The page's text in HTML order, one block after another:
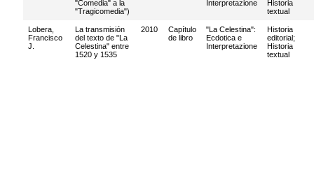
"Comedia" a la
"Tragicomedia")
Interpretazione
Historia
textual
Lobera,
Francisco
J.
La transmisión
del texto de "La
Celestina" entre
1520 y 1535
2010
Capítulo
de libro
"La Celestina":
Ecdotica e
Interpretazione
Historia
editorial;
Historia
textual